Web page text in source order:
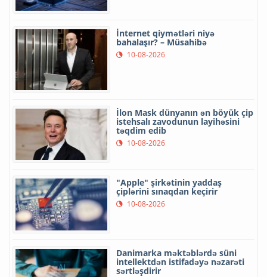
İnternet qiymətləri niyə
bahalaşır? – Müsahibə
10-08-2026
İlon Mask dünyanın ən böyük çip
istehsalı zavodunun layihəsini
təqdim edib
10-08-2026
"Apple" şirkətinin yaddaş
çiplərini sınaqdan keçirir
10-08-2026
Danimarka məktəblərdə süni
intellektdən istifadəyə nəzarəti
sərtləşdirir